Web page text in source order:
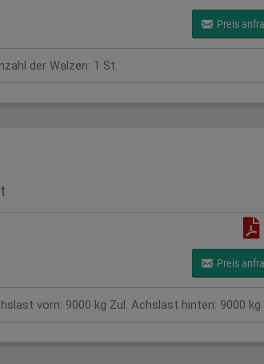
Preis
der Walzen: 1 St.
Preis
vorn: 9000 kg Zul. Achslast hinten: 9000 kg